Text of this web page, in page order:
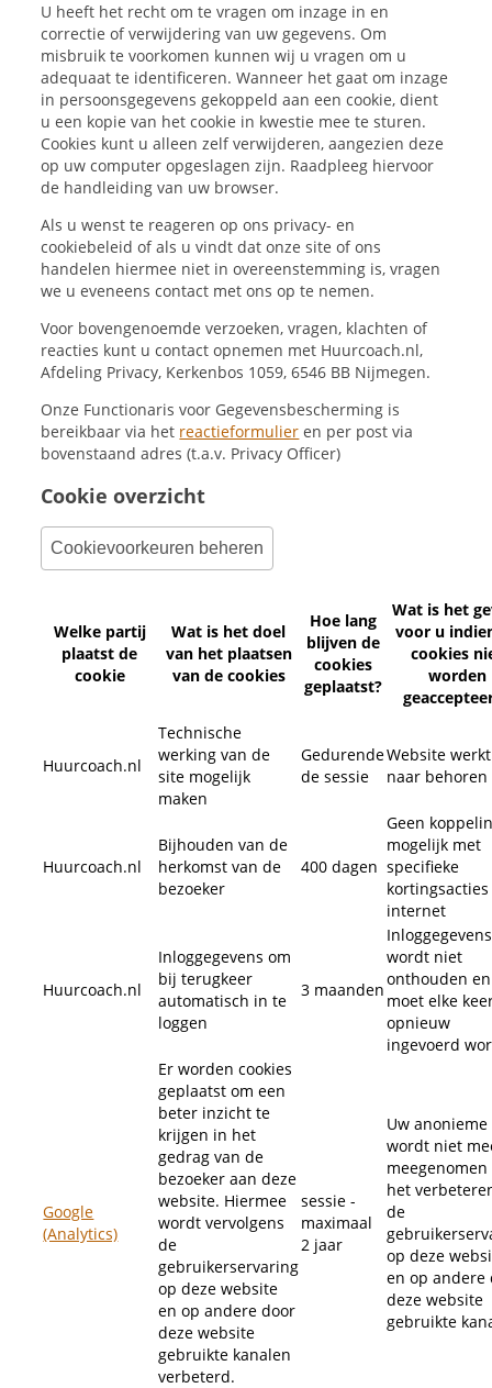
U heeft het recht om te vragen om inzage in en
correctie of verwijdering van uw gegevens. Om
misbruik te voorkomen kunnen wij u vragen om u
adequaat te identificeren. Wanneer het gaat om inzage
in persoonsgegevens gekoppeld aan een cookie, dient
u een kopie van het cookie in kwestie mee te sturen.
Cookies kunt u alleen zelf verwijderen, aangezien deze
op uw computer opgeslagen zijn. Raadpleeg hiervoor
de handleiding van uw browser.
Als u wenst te reageren op ons privacy- en
cookiebeleid of als u vindt dat onze site of ons
handelen hiermee niet in overeenstemming is, vragen
we u eveneens contact met ons op te nemen.
Voor bovengenoemde verzoeken, vragen, klachten of
reacties kunt u contact opnemen met Huurcoach.nl,
Afdeling Privacy, Kerkenbos 1059, 6546 BB Nijmegen.
Onze Functionaris voor Gegevensbescherming is
bereikbaar via het reactieformulier en per post via
bovenstaand adres (t.a.v. Privacy Officer)
Cookie overzicht
Cookievoorkeuren beheren
Welke partij
plaatst de
cookie
Wat is het doel
van het plaatsen
van de cookies
Hoe lang
blijven de
cookies
geplaatst?
Wat is het
voor u
cookies
worden
Huurcoach.nl
Technische
werking van de
site mogelijk
maken
Gedurende
de sessie
Website
naar behoren
Huurcoach.nl
Bijhouden van de
herkomst van de
bezoeker
400 dagen
Geen
mogelijk met
specifieke
internet
Huurcoach.nl
Inloggegevens om
bij terugkeer
automatisch in te
loggen
3 maanden
Inloggegevens
wordt niet
onthouden en
moet elke
opnieuw
ingevoerd
Google
(Analytics)
Er worden cookies
geplaatst om een
beter inzicht te
krijgen in het
gedrag van de
bezoeker aan deze
website. Hiermee
wordt vervolgens
de
gebruikerservaring
op deze website
en op andere door
deze website
gebruikte kanalen
verbeterd.
sessie -
maximaal
2 jaar
Uw
wordt niet
het
de
op deze
en op andere
deze website
gebruikte